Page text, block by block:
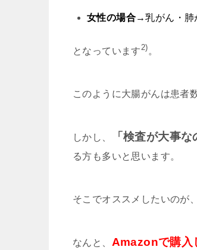
女性の場合→乳がん・肺
となっています2) 。
このように大腸がんは患者
しかし、 「検査が大事
る方も多いと思います。
そこでオススメしたいのが、
なんと、 Amazonで購入